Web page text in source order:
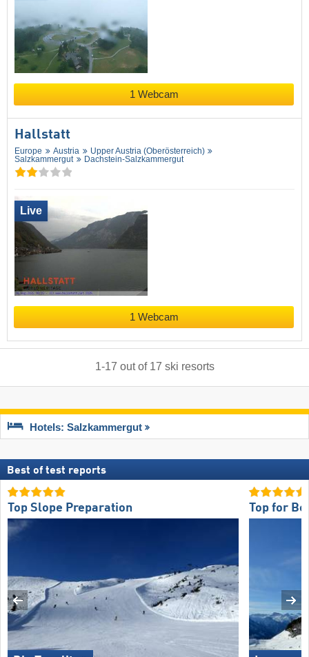
1 Webcam
Hallstatt
Europe Austria
Upper Austria (Oberösterreich)
Salzkammergut
Dachstein-Salzkammergut
Live
1 Webcam
1-17 out of 17 ski resorts
Hotels: Salzkammergut
Best of test reports
Top Slope Preparation Top for